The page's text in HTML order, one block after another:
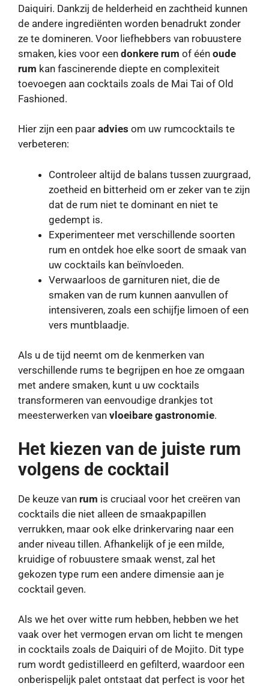
Daiquiri. Dankzij de helderheid en zachtheid kunnen
de andere ingrediënten worden benadrukt zonder
ze te domineren. Voor liefhebbers van robuustere
smaken, kies voor een donkere rum of één oude
rum kan fascinerende diepte en complexiteit
toevoegen aan cocktails zoals de Mai Tai of Old
Fashioned.
Hier zijn een paar advies om uw rumcocktails te
verbeteren:
Controleer altijd de balans tussen zuurgraad,
zoetheid en bitterheid om er zeker van te zijn
dat de rum niet te dominant en niet te
gedempt is.
Experimenteer met verschillende soorten
rum en ontdek hoe elke soort de smaak van
uw cocktails kan beïnvloeden.
Verwaarloos de garnituren niet, die de
smaken van de rum kunnen aanvullen of
intensiveren, zoals een schijfje limoen of een
vers muntblaadje.
Als u de tijd neemt om de kenmerken van
verschillende rums te begrijpen en hoe ze omgaan
met andere smaken, kunt u uw cocktails
transformeren van eenvoudige drankjes tot
meesterwerken van vloeibare gastronomie.
Het kiezen van de juiste rum
volgens de cocktail
De keuze van rum is cruciaal voor het creëren van
cocktails die niet alleen de smaakpapillen
verrukken, maar ook elke drinkervaring naar een
ander niveau tillen. Afhankelijk of je een milde,
kruidige of robuustere smaak wenst, zal het
gekozen type rum een ​​andere dimensie aan je
cocktail geven.
Als we het over witte rum hebben, hebben we het
vaak over het vermogen ervan om licht te mengen
in cocktails zoals de Daiquiri of de Mojito. Dit type
rum wordt gedistilleerd en gefilterd, waardoor een
onberispelijk palet ontstaat dat perfect is voor het